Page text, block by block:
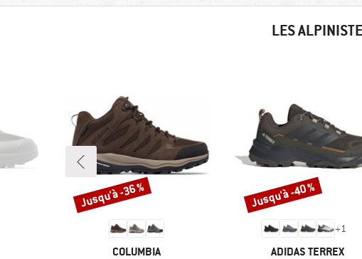
LES
MARQUE
COLUMBIA
Remise
Jusqu'à -36 %
+1
MARQUE
ADIDAS TERREX
Remise
Jusqu'à -40 %